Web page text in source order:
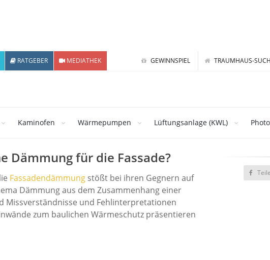
GEWINNSPIEL TRAUMHAUS-
RATGEBER MEDIATHEK
Kaminofen Wärmepumpen Lüftungsanlage (KWL)
Dämmung für die Fassade?
Fassadendämmung stößt bei ihren Gegnern auf
Dämmung aus dem Zusammenhang einer
Missverständnisse und Fehlinterpretationen
zum baulichen Wärmeschutz präsentieren